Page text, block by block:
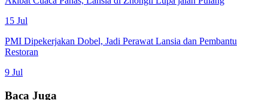
15 Jul
PMI Dipekerjakan Dobel, Jadi Perawat Lansia dan Pembantu
Restoran
9 Jul
Baca Juga